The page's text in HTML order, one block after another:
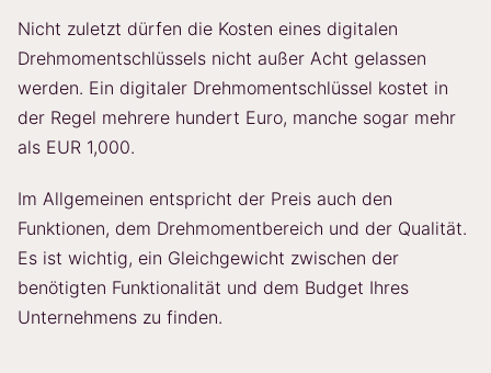
Nicht zuletzt dürfen die Kosten eines digitalen
Drehmomentschlüssels nicht außer Acht gelassen
werden. Ein digitaler Drehmomentschlüssel kostet in
der Regel mehrere hundert Euro, manche sogar mehr
als EUR 1,000.
Im Allgemeinen entspricht der Preis auch den
Funktionen, dem Drehmomentbereich und der Qualität.
Es ist wichtig, ein Gleichgewicht zwischen der
benötigten Funktionalität und dem Budget Ihres
Unternehmens zu finden.